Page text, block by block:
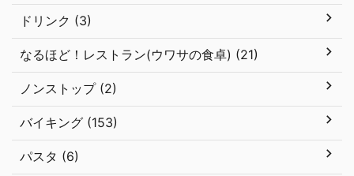
ドリンク (3)
なるほど！レストラン(ウワサの食卓) (21)
ノンストップ (2)
バイキング (153)
パスタ (6)